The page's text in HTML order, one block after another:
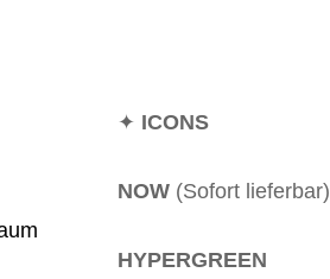
✦ ICONS
NOW (Sofort lieferbar)
HYPERGREEN